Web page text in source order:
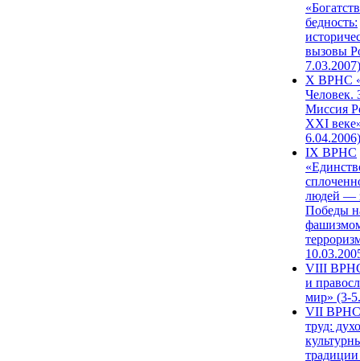
бедность:
вызовы
7.03.2007)
X ВРНС
Человек.
Миссия
XXI
6.04.2006)
IX ВРНС
людей —
Победы
VIII
и
мир» (3-
VII ВРНС
труд: